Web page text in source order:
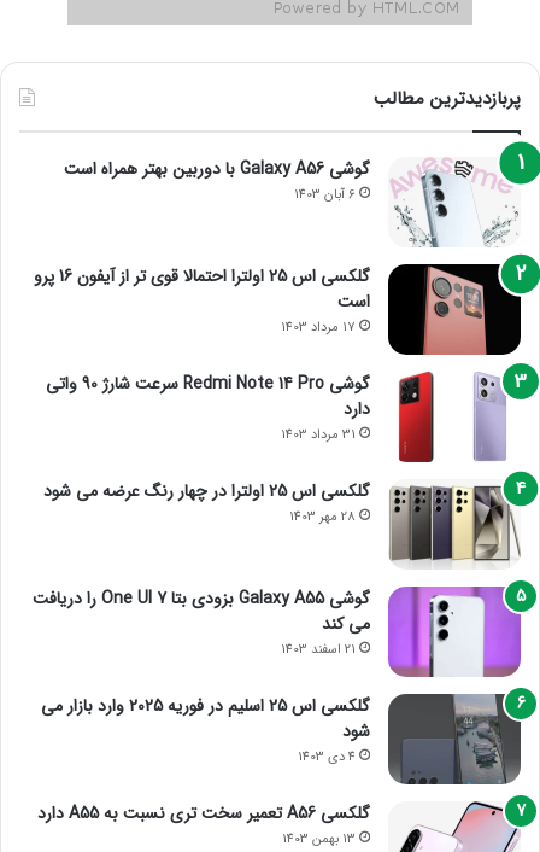
پربازدیدترین مطالب
گوشی Galaxy A56 با دوربین بهتر همراه است
6 آبان 1403
گلکسی اس 25 اولترا احتمالا قوی تر از آیفون 16 پرو
است
17 مرداد 1403
گوشی Redmi Note 14 Pro سرعت شارژ 90 واتی
دارد
31 مرداد 1403
گلکسی اس 25 اولترا در چهار رنگ عرضه می شود
28 مهر 1403
گوشی Galaxy A55 بزودی بتا One UI 7 را دریافت
می کند
21 اسفند 1403
گلکسی اس 25 اسلیم در فوریه 2025 وارد بازار می
شود
4 دی 1403
گلکسی A56 تعمیر سخت تری نسبت به A55 دارد
13 بهمن 1403